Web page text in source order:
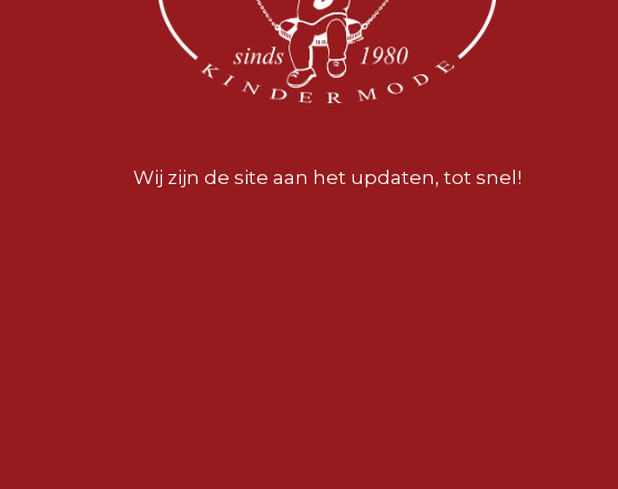
Wij zijn de site aan het updaten, tot snel!